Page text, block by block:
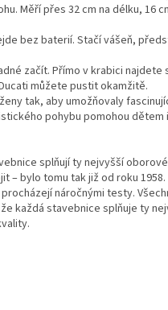
Měří přes 32 cm na délku, 16
bez baterií. Stačí vášeň,
začít. Přímo v krabici
můžete pustit okamžitě.
tak, aby umožňovaly
pohybu pomohou
splňují ty nejvyšší
– bylo tomu tak již od roku 1958.
náročnými testy.
každá stavebnice splňuje ty